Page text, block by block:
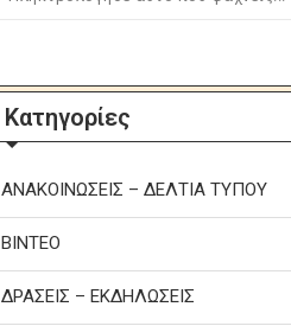
Κατηγορίες
ΑΝΑΚΟΙΝΩΣΕΙΣ – ΔΕΛΤΙΑ ΤΥΠΟΥ
ΒΙΝΤΕΟ
ΔΡΑΣΕΙΣ – ΕΚΔΗΛΩΣΕΙΣ